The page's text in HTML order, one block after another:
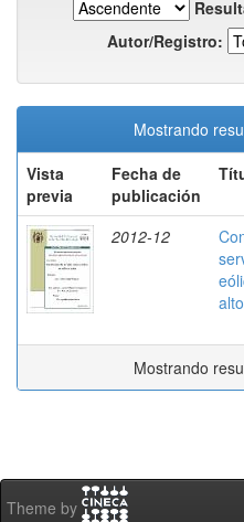
Autor/Registro:
Mostrando
Vista
previa
Fecha de
publicación
2012-12
Mostrando
Theme by